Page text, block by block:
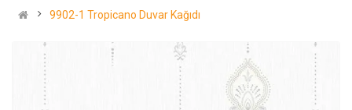
9902-1 Tropicano Duvar Kağıdı